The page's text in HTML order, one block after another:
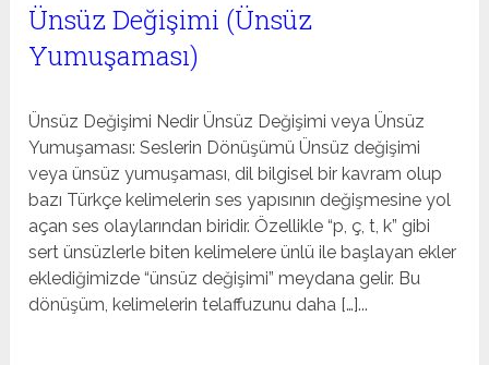
Ünsüz Değişimi (Ünsüz
Yumuşaması)
Ünsüz Değişimi Nedir Ünsüz Değişimi veya Ünsüz
Yumuşaması: Seslerin Dönüşümü Ünsüz değişimi
veya ünsüz yumuşaması, dil bilgisel bir kavram olup
bazı Türkçe kelimelerin ses yapısının değişmesine yol
açan ses olaylarından biridir. Özellikle “p, ç, t, k” gibi
sert ünsüzlerle biten kelimelere ünlü ile başlayan ekler
eklediğimizde “ünsüz değişimi” meydana gelir. Bu
dönüşüm, kelimelerin telaffuzunu daha […]...